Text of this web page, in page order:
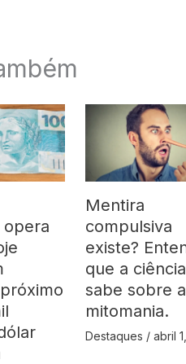
Mentira
compulsiva
existe?
que a
sabe sobre a
mitomania.
Destaques / abril